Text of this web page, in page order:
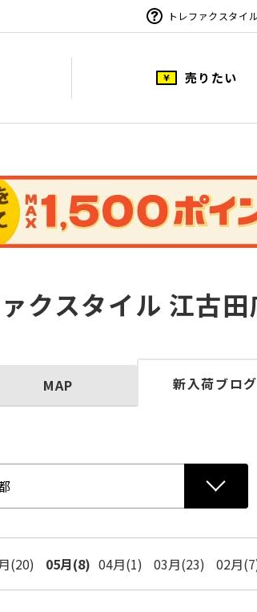
トレファクスタイ
売りたい
クスタイル 江古田
MAP 新入荷ブログ
(20) 05月(8) 04月(1) 03月(23) 02月